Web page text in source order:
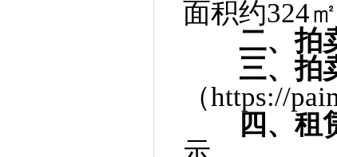
面积约324
二、拍
三、拍
（https://
四、租